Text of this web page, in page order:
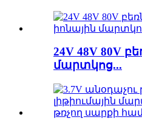
24V 48V 80V
մարտկոց...